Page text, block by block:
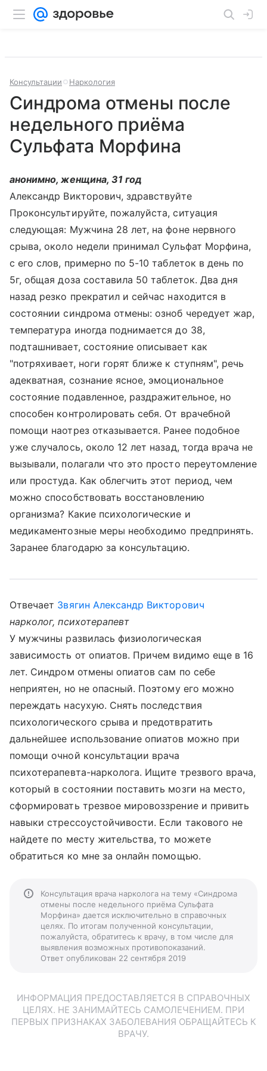
Консультации Наркология
Синдрома отмены после
недельного приёма
Сульфата Морфина
анонимно, женщина, 31 год
Александр Викторович, здравствуйте
Проконсультируйте, пожалуйста, ситуация
следующая: Мужчина 28 лет, на фоне нервного
срыва, около недели принимал Сульфат Морфина,
с его слов, примерно по 5-10 таблеток в день по
5г, общая доза составила 50 таблеток. Два дня
назад резко прекратил и сейчас находится в
состоянии синдрома отмены: озноб чередует жар,
температура иногда поднимается до 38,
подташнивает, состояние описывает как
"потряхивает, ноги горят ближе к ступням", речь
адекватная, сознание ясное, эмоциональное
состояние подавленное, раздражительное, но
способен контролировать себя. От врачебной
помощи наотрез отказывается. Ранее подобное
уже случалось, около 12 лет назад, тогда врача не
вызывали, полагали что это просто переутомление
или простуда. Как облегчить этот период, чем
можно способствовать восстановлению
организма? Какие психологические и
медикаментозные меры необходимо предпринять.
Заранее благодарю за консультацию.
Отвечает Звягин Александр Викторович
нарколог, психотерапевт
У мужчины развилась физиологическая
зависимость от опиатов. Причем видимо еще в 16
лет. Синдром отмены опиатов сам по себе
неприятен, но не опасный. Поэтому его можно
переждать насухую. Снять последствия
психологического срыва и предотвратить
дальнейшее использование опиатов можно при
помощи очной консультации врача
психотерапевта-нарколога. Ищите трезвого врача,
который в состоянии поставить мозги на место,
сформировать трезвое мировоззрение и привить
навыки стрессоустойчивости. Если такового не
найдете по месту жительства, то можете
обратиться ко мне за онлайн помощью.
Консультация врача нарколога на тему «Синдрома
отмены после недельного приёма Сульфата
Морфина» дается исключительно в справочных
целях. По итогам полученной консультации,
пожалуйста, обратитесь к врачу, в том числе для
выявления возможных противопоказаний.
Ответ опубликован 22 сентября 2019
ИНФОРМАЦИЯ ПРЕДОСТАВЛЯЕТСЯ В СПРАВОЧНЫХ
ЦЕЛЯХ. НЕ ЗАНИМАЙТЕСЬ САМОЛЕЧЕНИЕМ. ПРИ
ПЕРВЫХ ПРИЗНАКАХ ЗАБОЛЕВАНИЯ ОБРАЩАЙТЕСЬ К
ВРАЧУ.